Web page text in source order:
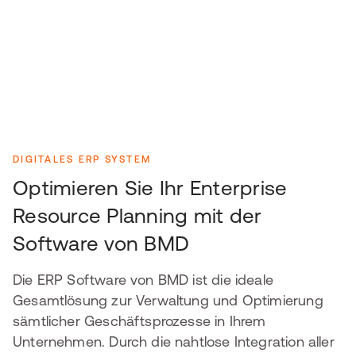
DIGITALES ERP SYSTEM
Optimieren Sie Ihr Enterprise
Resource Planning mit der
Software von BMD
Die ERP Software von BMD ist die ideale
Gesamtlösung zur Verwaltung und Optimierung
sämtlicher Geschäftsprozesse in Ihrem
Unternehmen. Durch die nahtlose Integration aller